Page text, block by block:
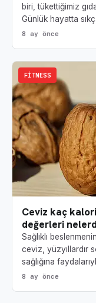
biri, tükettiğimiz
Günlük hayatta
8 ay önce
FITNESS
Ceviz kaç
değerleri
Sağlıklı
ceviz, yüzyıllardır
sağlığına
8 ay önce